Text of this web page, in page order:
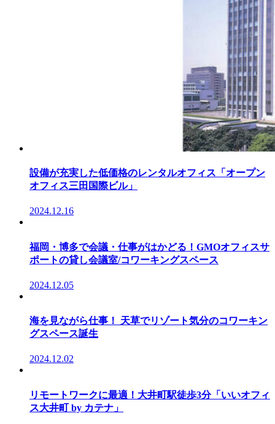
設備が充実した低価格のレンタルオフィス「オープン
オフィス三田国際ビル」
2024.12.16
福岡・博多で会議・仕事がはかどる！GMOオフィスサ
ポートの貸し会議室/コワーキングスペース
2024.12.05
海を見ながら仕事！ 天草でリゾート気分のコワーキン
グスペース誕生
2024.12.02
リモートワークに最適！大井町駅徒歩3分「いいオフィ
ス大井町 by カテナ」